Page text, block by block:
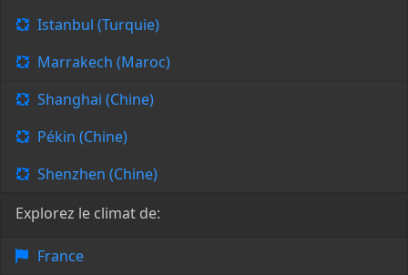
Istanbul (Turquie)
Marrakech (Maroc)
Shanghai (Chine)
Pékin (Chine)
Shenzhen (Chine)
Explorez le climat de:
France